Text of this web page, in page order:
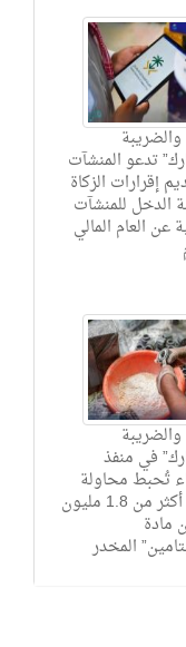
والضريبة
تدعو المنشآت
إقرارات الزكاة
الدخل للمنشآت
عن العام المالي
والضريبة
في منفذ
تُحبط محاولة
تهريب أكثر من 1.8 مليون
مادة
المخدر